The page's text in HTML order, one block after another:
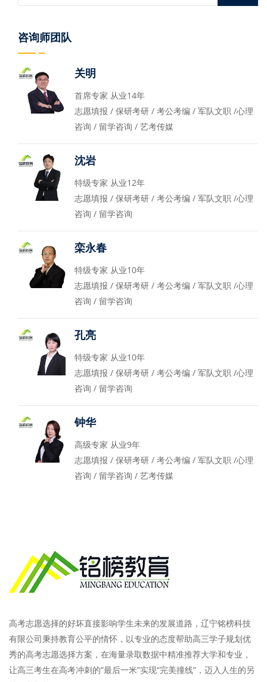
咨询师团队
关明
首席专家 从业14年
志愿填报 / 保研考研 / 考公考编 / 军队文职 /心理
咨询 / 留学咨询 / 艺考传媒
沈岩
特级专家 从业12年
志愿填报 / 保研考研 / 考公考编 / 军队文职 /心理
咨询 / 留学咨询
栾永春
特级专家 从业10年
志愿填报 / 保研考研 / 考公考编 / 军队文职 /心理
咨询 / 留学咨询
孔亮
特级专家 从业10年
志愿填报 / 保研考研 / 考公考编 / 军队文职 /心理
咨询 / 留学咨询
钟华
高级专家 从业9年
志愿填报 / 保研考研 / 考公考编 / 军队文职 /心理
咨询 / 留学咨询 / 艺考传媒
高考志愿选择的好坏直接影响学生未来的发展道路，辽宁铭榜科技
有限公司秉持教育公平的情怀，以专业的态度帮助高三学子规划优
秀的高考志愿选择方案，在海量录取数据中精准推荐大学和专业，
让高三考生在高考冲刺的“最后一米”实现“完美撞线”，迈入人生的另